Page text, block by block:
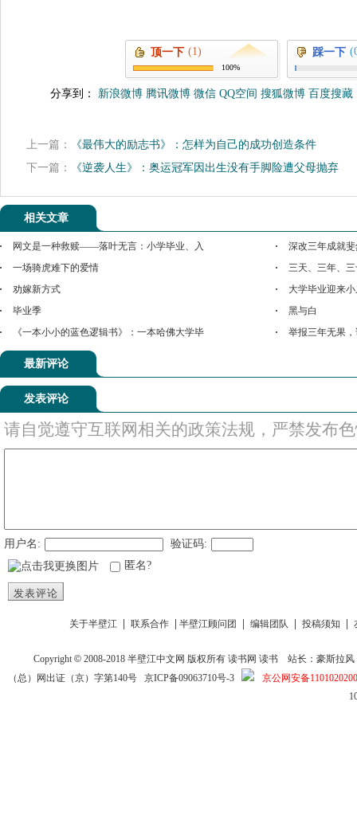
顶一下 (1)
100%
踩一下
分享到： 新浪微博 腾讯微博 微信 QQ空间 搜狐微博 百度搜藏
上一篇：
《最伟大的励志书》：怎样为自己的成功创造条件
下一篇：
《逆袭人生》：奥运冠军因出生没有手脚险遭父母抛弃
相关文章
网文是一种救赎——落叶无言：小学毕业、入
深改三年成就
一场骑虎难下的爱情
三天、三年、
劝嫁新方式
大学毕业迎来
毕业季
黑与白
《一本小小的蓝色逻辑书》：一本哈佛大学毕
举报三年无果
最新评论
发表评论
请自觉遵守互联网相关的政策法规，严禁发布
用户名:
验证码:
匿名?
发表评论
关于半壁江 联系合作 半壁江顾问团 编辑团队 投稿须知
Copyright © 2008-2018半壁江中文网 版权所有读书网 读书
站长：豪斯拉风
（总）网出证（京）字第140号 京ICP备09063710号-3
京公网安备